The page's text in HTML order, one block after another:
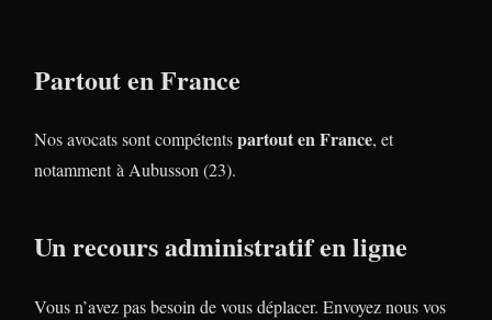
Partout en France
Nos avocats sont compétentspartout en France, et
notamment à Aubusson (23).
Un recours administratif en ligne
Vous n’avez pas besoin de vous déplacer. Envoyez nous vos